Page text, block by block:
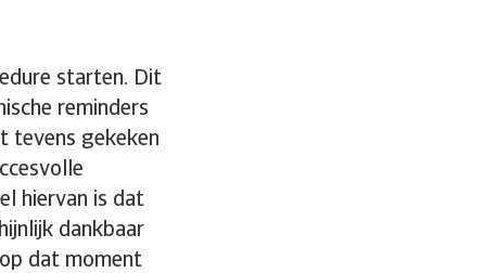
starten. Dit
reminders
tevens gekeken
hiervan is dat
dankbaar
dat moment